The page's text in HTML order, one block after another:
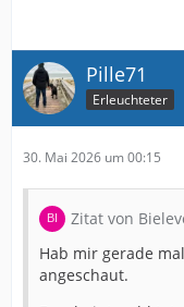
Pille71
Erleuchteter
30. Mai 2026 um 00:15
Zitat von
Hab mir gerade
angeschaut.